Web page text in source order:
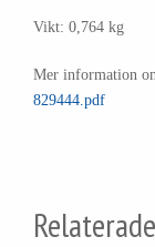
Vikt: 0,764 kg
Mer information
829444.pdf